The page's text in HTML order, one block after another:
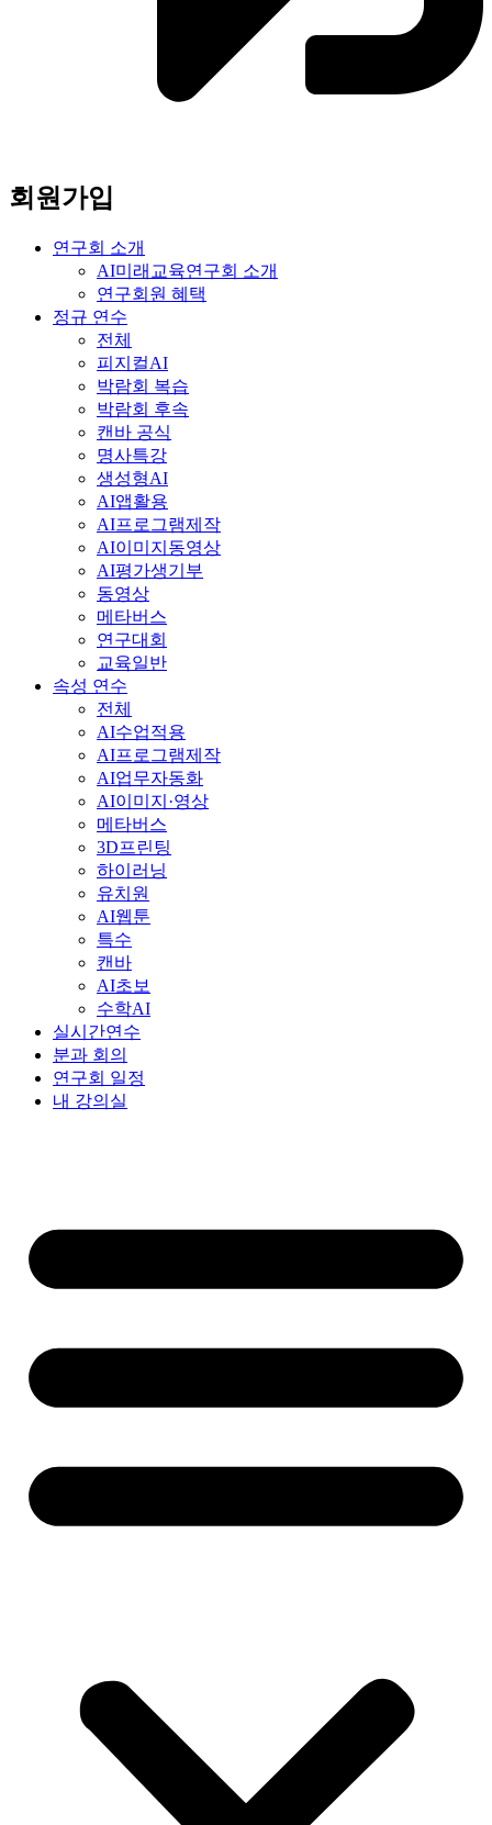
회원가입
연구회 소개
AI미래교육연구회 소개
연구회원 혜택
정규 연수
전체
피지컬AI
박람회 복습
박람회 후속
캔바 공식
명사특강
생성형AI
AI앱활용
AI프로그램제작
AI이미지동영상
AI평가생기부
동영상
메타버스
연구대회
교육일반
속성 연수
전체
AI수업적용
AI프로그램제작
AI업무자동화
AI이미지·영상
메타버스
3D프린팅
하이러닝
유치원
AI웹툰
특수
캔바
AI초보
수학AI
실시간연수
분과 회의
연구회 일정
내 강의실